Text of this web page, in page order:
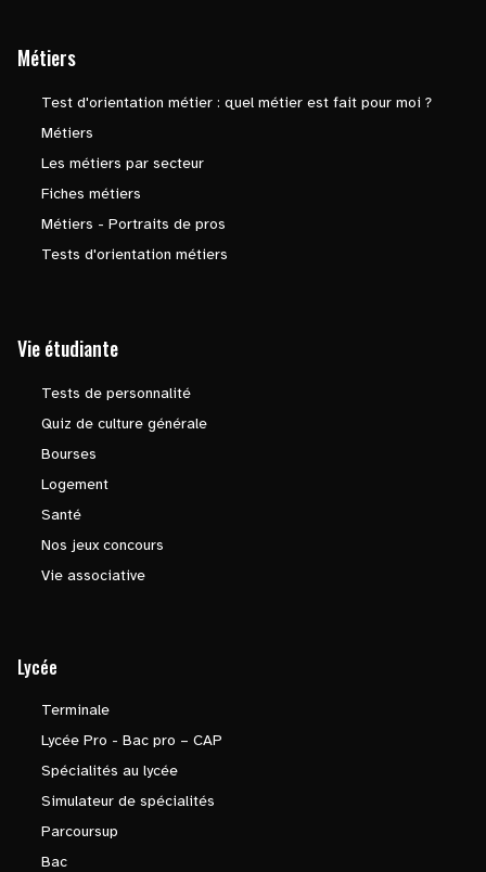
Métiers
Test d'orientation métier : quel métier est fait pour moi ?
Métiers
Les métiers par secteur
Fiches métiers
Métiers - Portraits de pros
Tests d'orientation métiers
Vie étudiante
Tests de personnalité
Quiz de culture générale
Bourses
Logement
Santé
Nos jeux concours
Vie associative
Lycée
Terminale
Lycée Pro - Bac pro – CAP
Spécialités au lycée
Simulateur de spécialités
Parcoursup
Bac